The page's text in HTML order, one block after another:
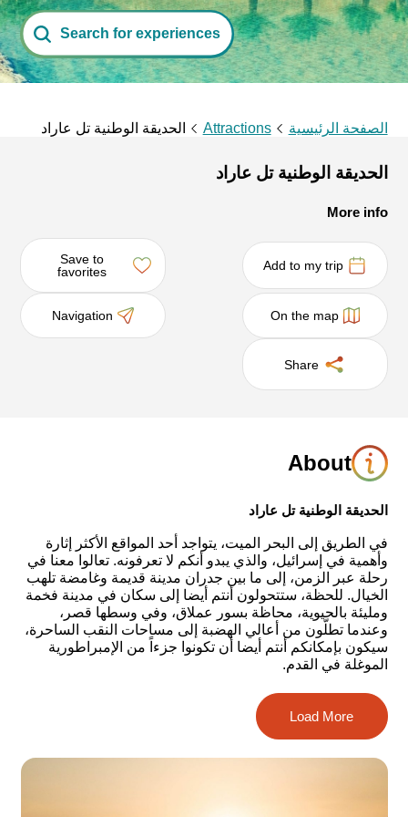
Search for experiences
الصفحة الرئيسية Attractions الحديقة الوطنية تل عاراد
الحديقة الوطنية تل عاراد
More info
Add to my trip
Save to
favorites
On the map
Navigation
Share
About
الحديقة الوطنية تل عاراد
في الطريق إلى البحر الميت، يتواجد أحد المواقع الأكثر إثارة
وأهمية في إسرائيل، والذي يبدو أنكم لا تعرفونه. تعالوا معنا في
رحلة عبر الزمن، إلى ما بين جدران مدينة قديمة وغامضة تلهب
الخيال. للحظة، ستتحولون أنتم أيضا إلى سكان في مدينة فخمة
ومليئة بالحيوية، محاظة بسور عملاق، وفي وسطها قصر،
وعندما تطلّون من أعالي الهضبة إلى مساحات النقب الساحرة،
سيكون بإمكانكم أنتم أيضا أن تكونوا جزءاً من الإمبراطورية
الموغلة في القدم.
في الحديقة الوطنية تل عاراد، تم اكتشاف آثار مثيرة لمدينة
كنعانية محصّنة كانت أكبر المدن في النقب خلال الفترة
يهودا، بل وحتى آثار معبد يهودائي، عمل بموازاة الهيكل في
Load More